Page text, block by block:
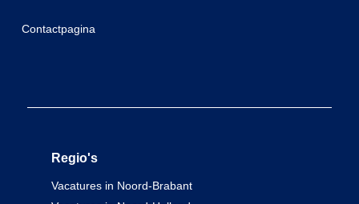
Contactpagina
Regio's
Vacatures in Noord-Brabant